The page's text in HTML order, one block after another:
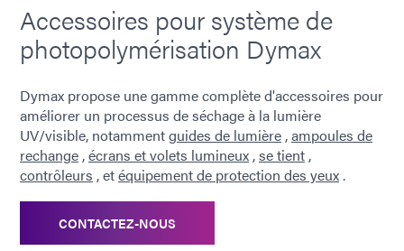
Accessoires pour système de
photopolymérisation Dymax
Dymax propose une gamme complète d'accessoires pour
améliorer un processus de séchage à la lumière
UV/visible, notammentguides de lumière ,ampoules de
rechange ,écrans et volets lumineux ,se tient ,
contrôleurs , etéquipement de protection des yeux.
CONTACTEZ-NOUS